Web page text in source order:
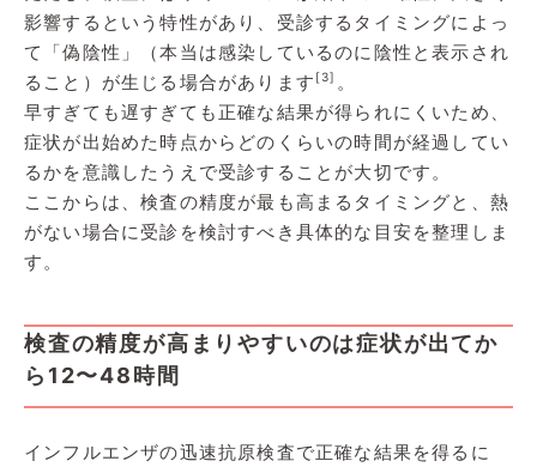
影響するという特性があり、受診するタイミングによっ
て「偽陰性」（本当は感染しているのに陰性と表示され
ること）が生じる場合があります [3] 。
早すぎても遅すぎても正確な結果が得られにくいため、
症状が出始めた時点からどのくらいの時間が経過してい
るかを意識したうえで受診することが大切です。
ここからは、検査の精度が最も高まるタイミングと、熱
がない場合に受診を検討すべき具体的な目安を整理しま
す。
検査の精度が高まりやすいのは症状が出てか
ら12〜48時間
インフルエンザの迅速抗原検査で正確な結果を得るに